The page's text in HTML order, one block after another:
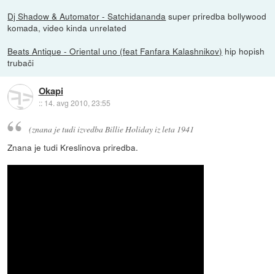
Dj Shadow & Automator - Satchidananda super priredba bollywood
komada, video kinda unrelated
Beats Antique - Oriental uno (feat Fanfara Kalashnikov) hip hopish
trubači
Okapi
:: 14. avg 2010, 23:55
(znana je tudi izvedba Billie Holiday iz leta 1941
Znana je tudi Kreslinova priredba.